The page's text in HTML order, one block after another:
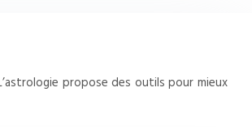
propose des outils pour mieux